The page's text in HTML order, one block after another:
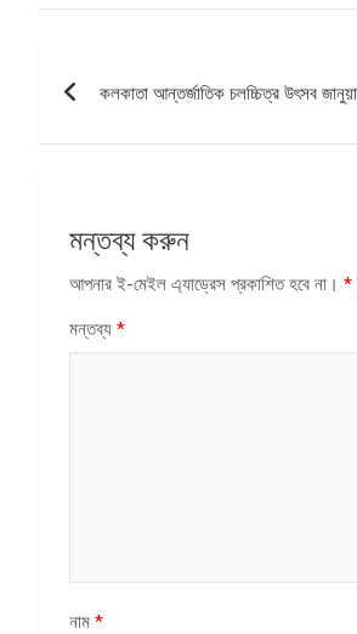
কলকাতা আন্তর্জাতিক চলচ্চিত্র উৎসব
মন্তব্য করুন
আপনার ই-মেইল এ্যাড্রেস প্রকাশিত হবে না। *
মন্তব্য *
নাম *